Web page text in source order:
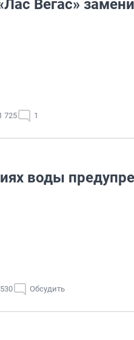
Вегас»
725 1
воды
Обсудить